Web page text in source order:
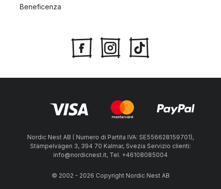
Beneficenza
Nordic Nest AB ( Numero di Partita IVA: SE556628159701),
Stämpelvägen 3, 394 70 Kalmar, Svezia Servizio clienti:
info@nordicnest.it, Tel. +46108085004
© 2002 - 2026 Copyright Nordic Nest AB